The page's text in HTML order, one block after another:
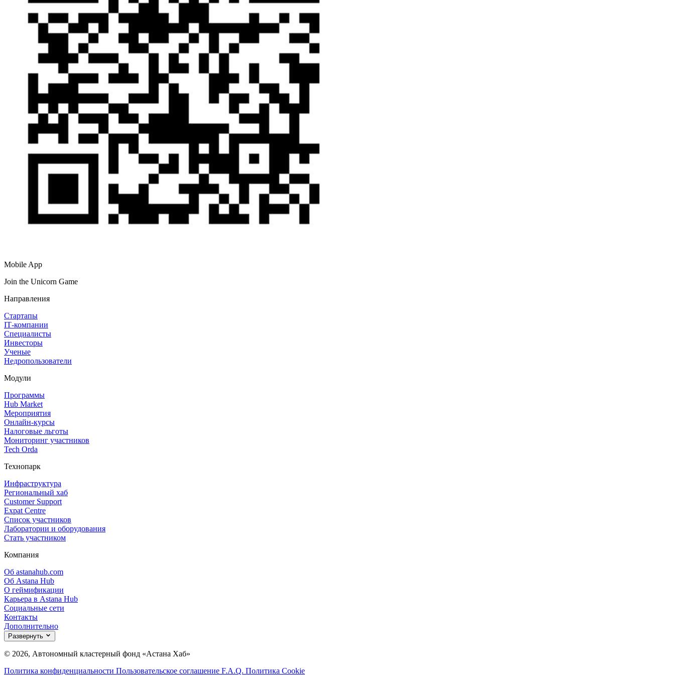
Mobile App
Join the Unicorn Game
Направления
Стартапы
IT‑компании
Специалисты
Инвесторы
Ученые
Недропользователи
Модули
Программы
Hub Market
Мероприятия
Онлайн‑курсы
Налоговые льготы
Мониторинг участников
Tech Orda
Технопарк
Инфраструктура
Региональный хаб
Customer Support
Expat Centre
Список участников
Лаборатории и оборудования
Стать участником
Компания
Об astanahub.com
Об Astana Hub
О геймификации
Карьера в Astana Hub
Социальные сети
Контакты
Дополнительно
Развернуть
© 2026, Автономный кластерный фонд «Астана Хаб»
Политика конфиденциальности Пользовательское соглашение F.A.Q. Политика Cookie